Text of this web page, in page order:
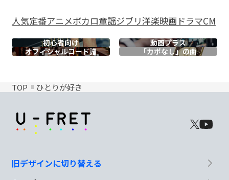
人気定番アニメボカロ童謡ジブリ洋楽映画ドラマCM
初心者向け
動画プラス
オフィシャルコード譜 「カポなし」の曲
TOP ひとりが好き
旧デザインに切り替える